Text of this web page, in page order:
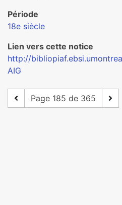
Période
18e siècle
Lien vers cette notice
http://
AIG
Page 185 de 365